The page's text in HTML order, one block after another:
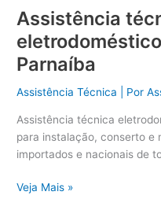
Assistência
Parnaíba
Assistência Técnica | Por
Assistência técnica
para instalação, conserto e
importados e nacionais de
Assistência
técnica
eletrodomésticos
Santana
Veja Mais »